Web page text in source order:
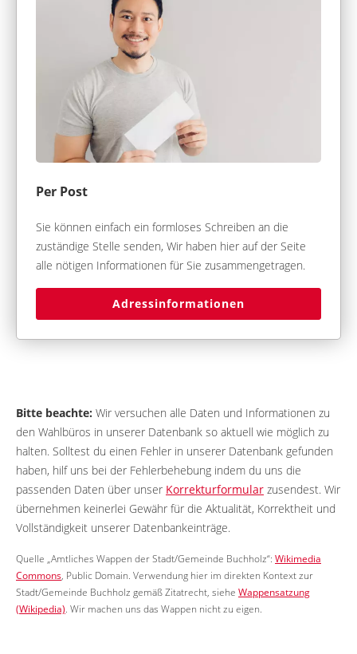
Per Post
Sie können einfach ein formloses Schreiben an die
zuständige Stelle senden, Wir haben hier auf der Seite
alle nötigen Informationen für Sie zusammengetragen.
Adressinformationen
Bitte beachte: Wir versuchen alle Daten und Informationen zu
den Wahlbüros in unserer Datenbank so aktuell wie möglich zu
halten. Solltest du einen Fehler in unserer Datenbank gefunden
haben, hilf uns bei der Fehlerbehebung indem du uns die
passenden Daten über unser Korrekturformular zusendest. Wir
übernehmen keinerlei Gewähr für die Aktualität, Korrektheit und
Vollständigkeit unserer Datenbankeinträge.
Quelle „Amtliches Wappen der Stadt/Gemeinde Buchholz“: Wikimedia
Commons, Public Domain. Verwendung hier im direkten Kontext zur
Stadt/Gemeinde Buchholz gemäß Zitatrecht, siehe Wappensatzung
(Wikipedia). Wir machen uns das Wappen nicht zu eigen.